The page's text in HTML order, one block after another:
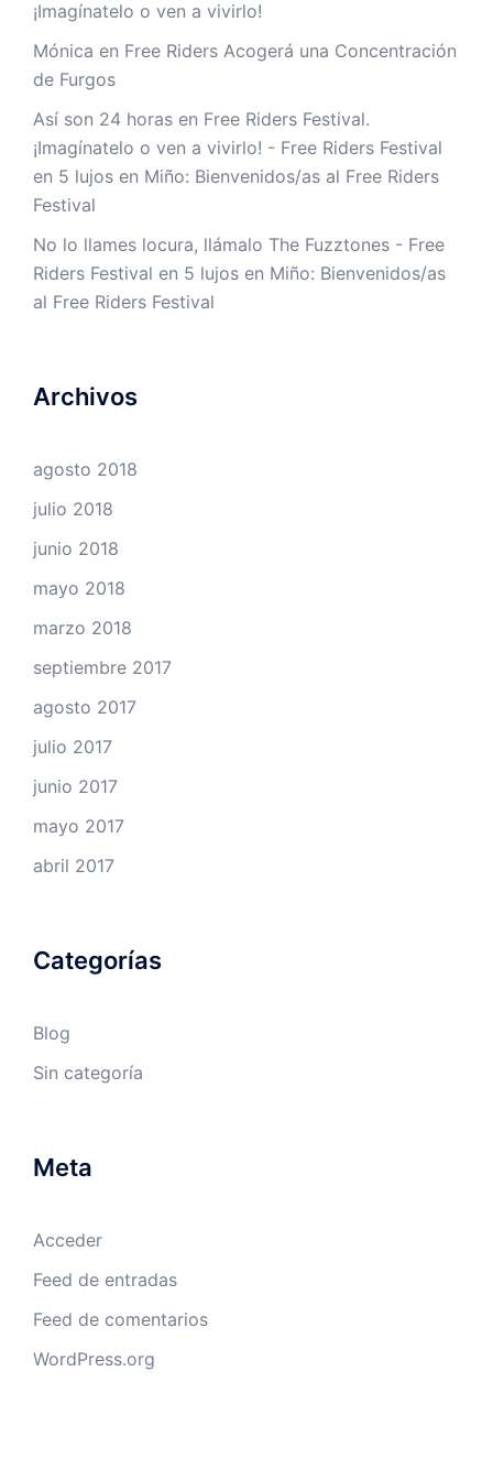
¡Imagínatelo o ven a vivirlo!
Mónica en Free Riders Acogerá una Concentración
de Furgos
Así son 24 horas en Free Riders Festival.
¡Imagínatelo o ven a vivirlo! - Free Riders Festival
en 5 lujos en Miño: Bienvenidos/as al Free Riders
Festival
No lo llames locura, llámalo The Fuzztones - Free
Riders Festival en 5 lujos en Miño: Bienvenidos/as
al Free Riders Festival
Archivos
agosto 2018
julio 2018
junio 2018
mayo 2018
marzo 2018
septiembre 2017
agosto 2017
julio 2017
junio 2017
mayo 2017
abril 2017
Categorías
Blog
Sin categoría
Meta
Acceder
Feed de entradas
Feed de comentarios
WordPress.org